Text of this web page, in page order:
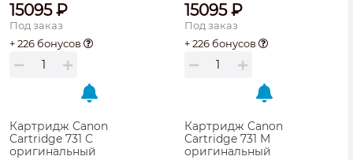
15095 ₽
Под заказ
+ 226 бонусов
Картридж Canon
Cartridge 731 C
оригинальный
15095 ₽
Под заказ
+ 226 бонусов
Картридж Canon
Cartridge 731 M
оригинальный